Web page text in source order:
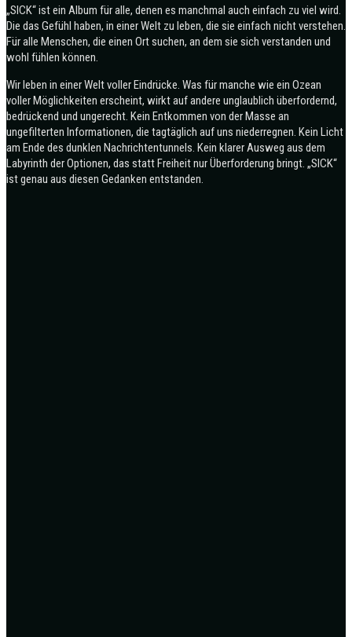
„SICK“ ist ein Album für alle, denen es manchmal auch einfach zu viel wird.
Die das Gefühl haben, in einer Welt zu leben, die sie einfach nicht verstehen.
Für alle Menschen, die einen Ort suchen, an dem sie sich verstanden und
wohl fühlen können.
Wir leben in einer Welt voller Eindrücke. Was für manche wie ein Ozean
voller Möglichkeiten erscheint, wirkt auf andere unglaublich überfordernd,
bedrückend und ungerecht. Kein Entkommen von der Masse an
ungefilterten Informationen, die tagtäglich auf uns niederregnen. Kein Licht
am Ende des dunklen Nachrichtentunnels. Kein klarer Ausweg aus dem
Labyrinth der Optionen, das statt Freiheit nur Überforderung bringt. „SICK“
ist genau aus diesen Gedanken entstanden.